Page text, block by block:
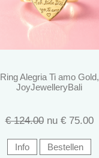
Ring Alegria Ti amo Gold,
JoyJewelleryBali
€ 124.00nu € 75.00